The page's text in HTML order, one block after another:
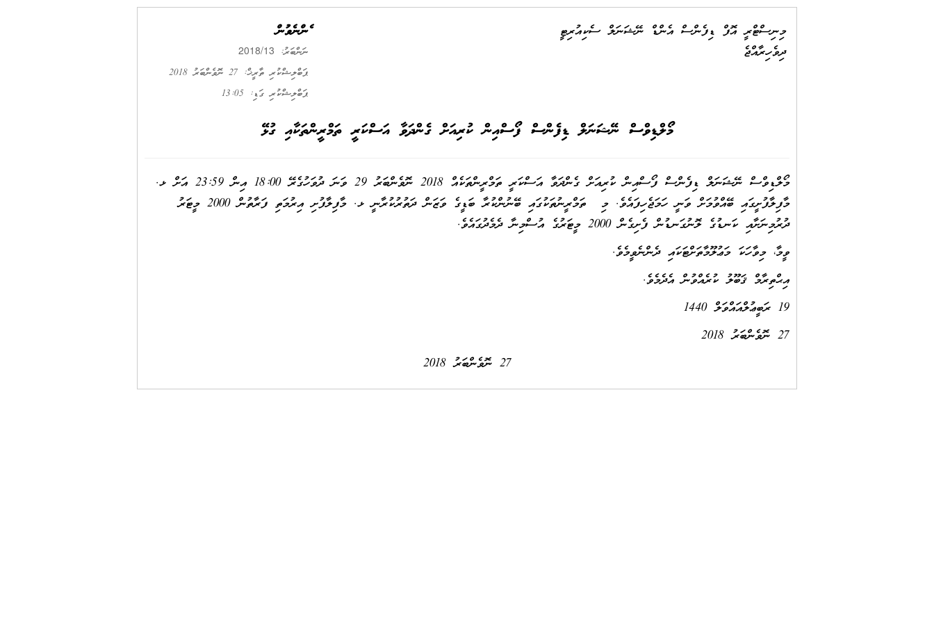
ދެންނެވުން
ނަންބަރު: 2018/13
ޕަބްލިޝްކުރި ތާރީޚް: 27 ނޮވެންބަރު 2018
ޕަބްލިޝްކުރި ގަޑި: 13:05
މިނިސްޓްރީ އޮފް ޑިފެންސް އެންޑް ނޭޝަނަލް ސެކިއުރިޓީ
ދިވެހިރާއްޖެ
މޯލްޑިވްސް ނޭޝަނަލް ޑިފެންސް ފޯސްއިން ކުރިއަށް ގެންދަވާ އަސްކަރީ ތަމްރީންތަކާއި ގުޅޭ
މޯލްޑިވްސް ނޭޝަނަލް ޑިފެންސް ފޯސްއިން ކުރިއަށް ގެންދަވާ އަސްކަރީ ތަމްރީންތަކެއް 2018 ނޮވެންބަރު 29 ވަނަ ދުވަހުގެރޭ 18:00 އިން 23:59 އަށް ޅ.
މާފިލާފުށީގައި ބޭއްވުމަށް ވަނީ ހަމަޖެހިފައެވެ. މި ތަމްރީނުތަކުގައި ބޭނުންކުރާ ބަޑީގެ ވަޒަން ދަތުރުކުރާނީ ޅ. މާފިލާފުށި އިރުމަތި ފަރާތުން 2000 މީޓަރު
ދުރުމިނަށާއި ކަނޑުގެ ލޮނުގަނޑުން ފެށިގެން 2000 މީޓަރުގެ އުސްމިނާ ދެމެދުގައެވެ.
ވީމާ، މިވާހަކަ މަޢުލޫމާތަށްޓަކައި ދެންނެވީމެވެ.
އިޙްތިރާމް ޤަބޫލު ކުރެއްވުން އެދެމެވެ.
19 ރަބީޢުލްއައްވަލް 1440
27 ނޮވެންބަރު 2018
27 ނޮވެންބަރު 2018